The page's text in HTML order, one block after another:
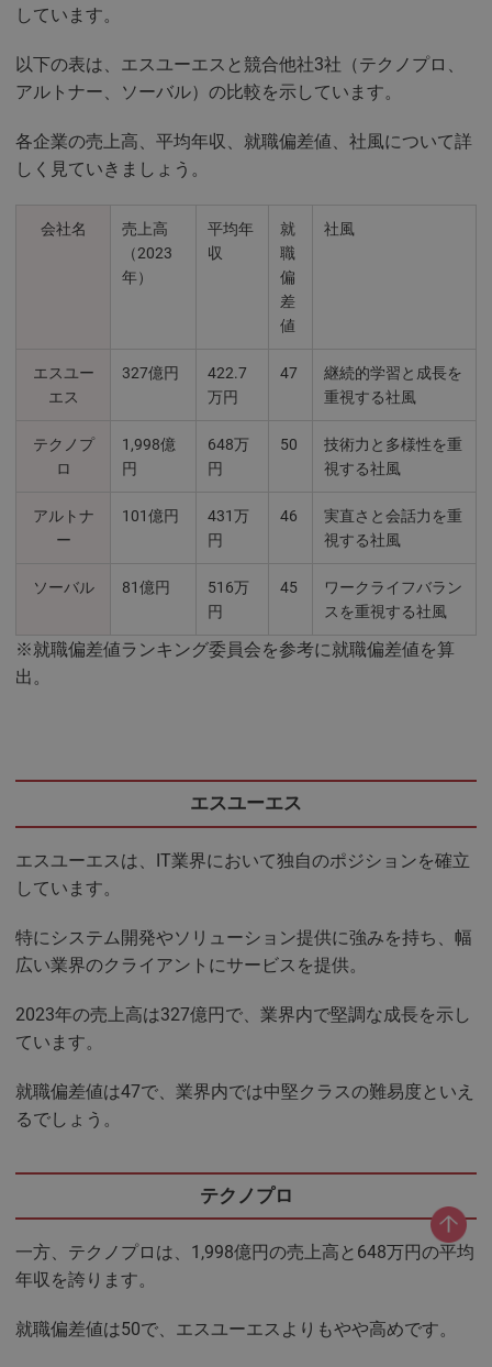
しています。
以下の表は、エスユーエスと競合他社3社（テクノプロ、
アルトナー、ソーバル）の比較を示しています。
各企業の売上高、平均年収、就職偏差値、社風について詳
しく見ていきましょう。
会社名
売上高
（2023
年）
平均年
収
就
職
偏
差
値
社風
エスユー
エス
327億円
422.7
万円
47
継続的学習と成長を
重視する社風
テクノプ
ロ
1,998億
円
648万
円
50
技術力と多様性を重
視する社風
アルトナ
ー
101億円
431万
円
46
実直さと会話力を重
視する社風
ソーバル 81億円
516万
円
45
ワークライフバラン
スを重視する社風
※就職偏差値ランキング委員会を参考に就職偏差値を算
出。
エスユーエス
エスユーエスは、IT業界において独自のポジションを確立
しています。
特にシステム開発やソリューション提供に強みを持ち、幅
広い業界のクライアントにサービスを提供。
2023年の売上高は327億円で、業界内で堅調な成長を示し
ています。
就職偏差値は47で、業界内では中堅クラスの難易度といえ
るでしょう。
テクノプロ
一方、テクノプロは、1,998億円の売上高と648万円の平均
年収を誇ります。
就職偏差値は50で、エスユーエスよりもやや高めです。